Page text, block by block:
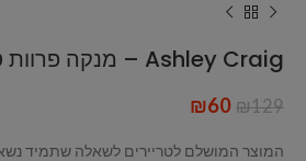
Ashley Craig – מנקה פרוות טריירים
₪129
₪60
המוצר המושלם לטריירים לשאלה שתמיד